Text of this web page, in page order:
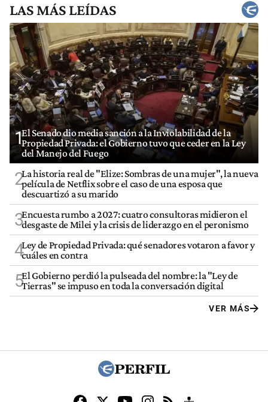
LAS MÁS LEÍDAS
1El Senado dio media sanción a la Inviolabilidad de la
Propiedad Privada: el Gobierno tuvo que ceder en la Ley
del Manejo del Fuego
2La historia real de "Elize: Sombras de una mujer", la nueva
película de Netflix sobre el caso de una esposa que
descuartizó a su marido
3Encuesta rumbo a 2027: cuatro consultoras midieron el
desgaste de Milei y la crisis de liderazgo en el peronismo
4Ley de Propiedad Privada: qué senadores votaron a favor y
cuáles en contra
5El Gobierno perdió la pulseada del nombre: la "Ley de
Tierras" se impuso en toda la conversación digital
VER MÁS